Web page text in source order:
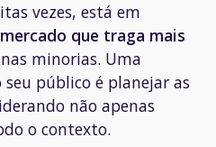
vezes, está em
que traga mais
minorias. Uma
público é planejar as
não apenas
o contexto.